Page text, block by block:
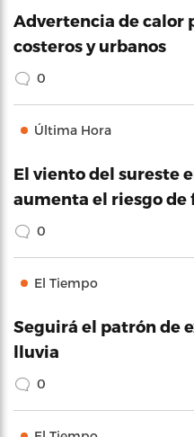
Advertencia de calor
costeros y urbanos
0
Última Hora
El viento del sureste
aumenta el riesgo de
0
El Tiempo
Seguirá el patrón de
lluvia
0